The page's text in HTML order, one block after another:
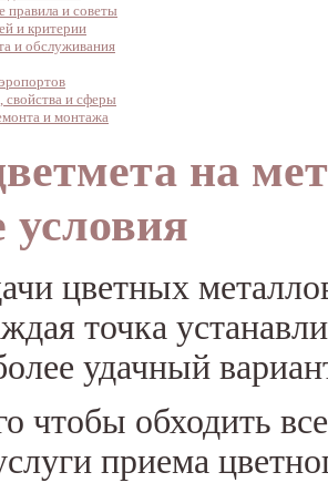
правила и советы
и критерии
и обслуживания
и сферы
и монтажа
на
цветных
точка
удачный
чтобы обходить
приема